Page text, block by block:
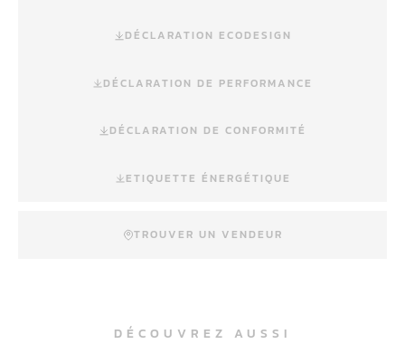
DÉCLARATION ECODESIGN
DÉCLARATION DE PERFORMANCE
DÉCLARATION DE CONFORMITÉ
ETIQUETTE ÉNERGÉTIQUE
TROUVER UN VENDEUR
DÉCOUVREZ AUSSI